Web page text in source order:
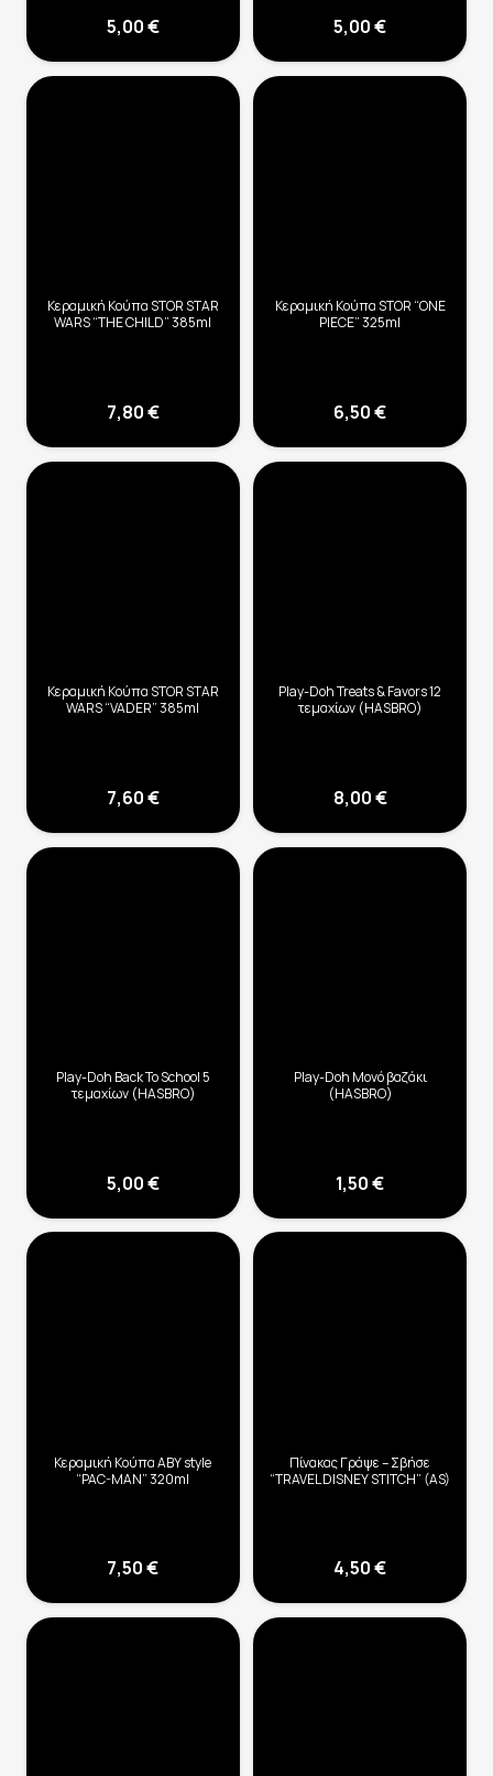
5,00€ 5,00€
Κεραμική Κούπα STOR STAR
WARS “THE CHILD” 385ml
7,80€
Κεραμική Κούπα STOR “ONE
PIECE” 325ml
6,50€
Κεραμική Κούπα STOR STAR
WARS “VADER” 385ml
7,60€
Play-Doh Treats & Favors 12
τεμαχίων (HASBRO)
8,00€
Play-Doh Back To School 5
τεμαχίων (HASBRO)
5,00€
Play-Doh Μονό βαζάκι
(HASBRO)
1,50€
Κεραμική Κούπα ABY style
“PAC-MAN” 320ml
7,50€
Πίνακας Γράψε – Σβήσε
“TRAVEL DISNEY STITCH” (AS)
4,50€